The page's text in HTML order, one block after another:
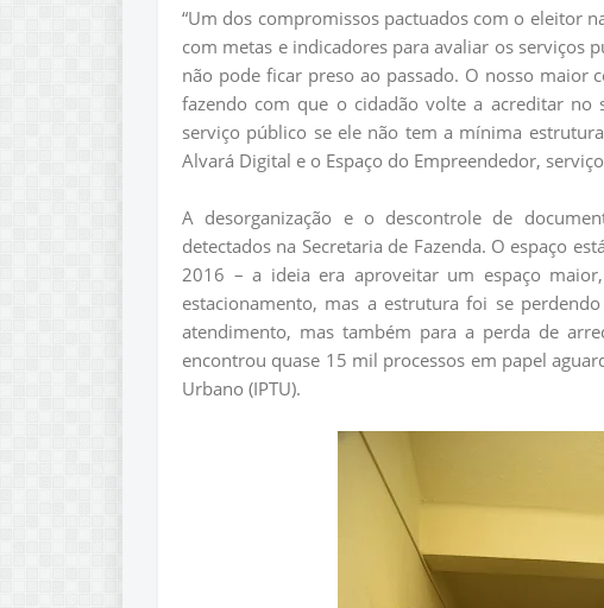
“Um dos compromissos pactuados com o eleitor
com metas e indicadores para avaliar os serviços
não pode ficar preso ao passado. O nosso maior
fazendo com que o cidadão volte a acreditar
serviço público se ele não tem a mínima
Alvará Digital e o Espaço do Empreendedor,
A desorganização e o descontrole de
detectados na Secretaria de Fazenda. O espaço
2016 – a ideia era aproveitar um espaço
estacionamento, mas a estrutura foi se
atendimento, mas também para a perda de
encontrou quase 15 mil processos em papel
Urbano (IPTU).